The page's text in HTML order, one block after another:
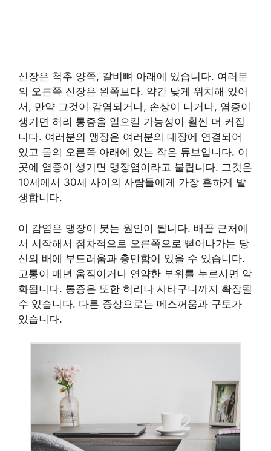
신장은 척추 양쪽, 갈비뼈 아래에 있습니다. 여러분
의 오른쪽 신장은 왼쪽보다. 약간 낮게 위치해 있어
서, 만약 그것이 감염되거나, 손상이 나거나, 염증이
생기면 허리 통증을 일으킬 가능성이 훨씬 더 커집
니다. 여러분의 맹장은 여러분의 대장에 연결되어
있고 몸의 오른쪽 아래에 있는 작은 튜브입니다. 이
곳에 염증이 생기면 맹장염이라고 불립니다. 그것은
10세에서 30세 사이의 사람들에게 가장 흔하게 발
생합니다.
이 감염은 맹장이 붓는 원인이 됩니다. 배꼽 근처에
서 시작해서 점차적으로 오른쪽으로 뻗어나가는 당
신의 배에 부드러움과 충만함이 있을 수 있습니다.
고통이 매년 움직이거나 연약한 부위를 누르시면 악
화됩니다. 통증은 또한 허리나 사타구니까지 확장될
수 있습니다. 다른 증상으로는 메스꺼움과 구토가
있습니다.